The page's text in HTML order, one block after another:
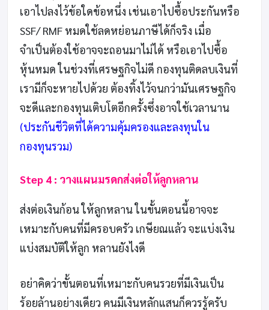
เอาไปลงไว้ข้อใดข้อหนึ่ง เช่นเอาไปซื้อประกันหรือ
SSF/ RMF หมดใช้ลดหย่อนภาษีได้ก็จริง เมื่อ
จำเป็นต้องใช้อาจจะถอนมาไม่ได้ หรือเอาไปซื้อ
หุ้นหมด ในช่วงที่เศรษฐกิจไม่ดี กองทุนติดลบเงินที่
เรามีก็จะหายไปด้วย ต้องทิ้งไว้จนกว่ามันเศรษฐกิจ
จะดีและกองทุนเติบโตอีกครั้งซึ่งอาจใช้เวลานาน
(ประกันชีวิตที่ได้ความคุ้มครองและลงทุนใน
กองทุนรวม)
Step 4 : วางแผนมรดกส่งต่อให้ลูกหลาน
ส่งต่อเงินก้อน ให้ลูกหลาน ในขั้นตอนนี้อาจจะ
เหมาะกับคนที่มีครอบครัว เกษียณแล้ว จะแบ่งเงิน
แบ่งสมบัติให้ลูก หลานยังไงดี
อย่าคิดว่าขั้นตอนที่เหมาะกับคนรวยที่มีเงินเป็น
ร้อยล้านอย่างเดียว คนมีเงินหลักแสนก็ควรรู้ครับ